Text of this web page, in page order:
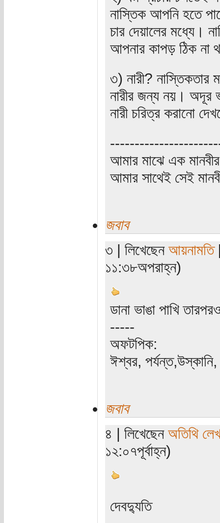
নাস্তিক আপনি হতে
চার দেয়ালের মধ্যে।
আপনার কাপড় ঠিক না
৩) নারী? নাস্তিকতার
নারীর জন্য নয়। অদূর
নারী চরিত্র করানো
আমার মাঝে এক
আমার সাথেই সেই
জবাব
৩ | লিখেছেন আয়নামতি
১১:৩৮অপরাহ্ন)
ডানা ভাঙা পাখি
-----
অফটপিক:
ঈশ্বর,
জবাব
৪ | লিখেছেন অতিথি
১২:০৭পূর্বাহ্ন)
দেবদ্যুতি